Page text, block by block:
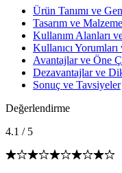
Ürün Tanımı ve
Tasarım ve
Kullanım Alanları
Kullanıcı
Avantajlar ve Öne
Dezavantajlar ve
Sonuç ve Tavsiyeler
Değerlendirme
4.1 / 5